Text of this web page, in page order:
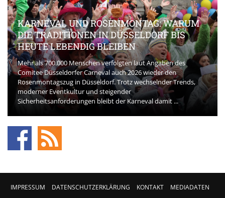
KARNEVAL UND ROSENMONTAG: WARUM
DIE TRADITIONEN IN DÜSSELDORF BIS
HEUTE LEBENDIG BLEIBEN
Mehr als 700.000 Menschen verfolgten laut Angaben des
Comitee Düsseldorfer Carneval auch 2026 wieder den
Rosenmontagszug in Düsseldorf. Trotz wechselnder Trends,
moderner Eventkultur und steigender
Sicherheitsanforderungen bleibt der Karneval damit ...
IMPRESSUM DATENSCHUTZERKLÄRUNG KONTAKT MEDIADATEN